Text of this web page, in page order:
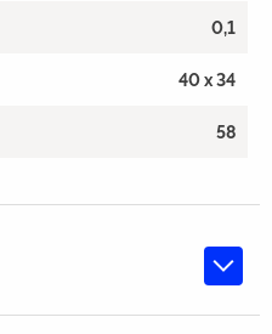
0,1
40 x 34
58